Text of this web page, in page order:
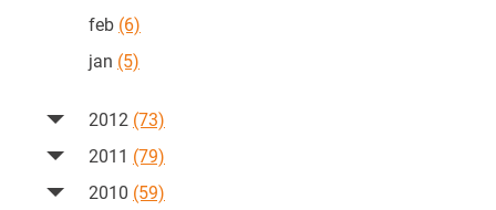
feb (6)
jan (5)
2012 (73)
2011 (79)
2010 (59)